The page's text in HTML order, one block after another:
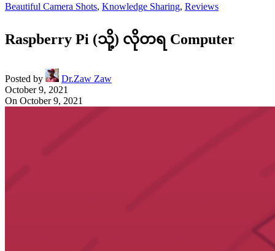
Beautiful Camera Shots, Knowledge Sharing, Reviews
Raspberry Pi (သို့) လိုတရ Computer
Posted by
Dr.Zaw Zaw
October 9, 2021
On October 9, 2021